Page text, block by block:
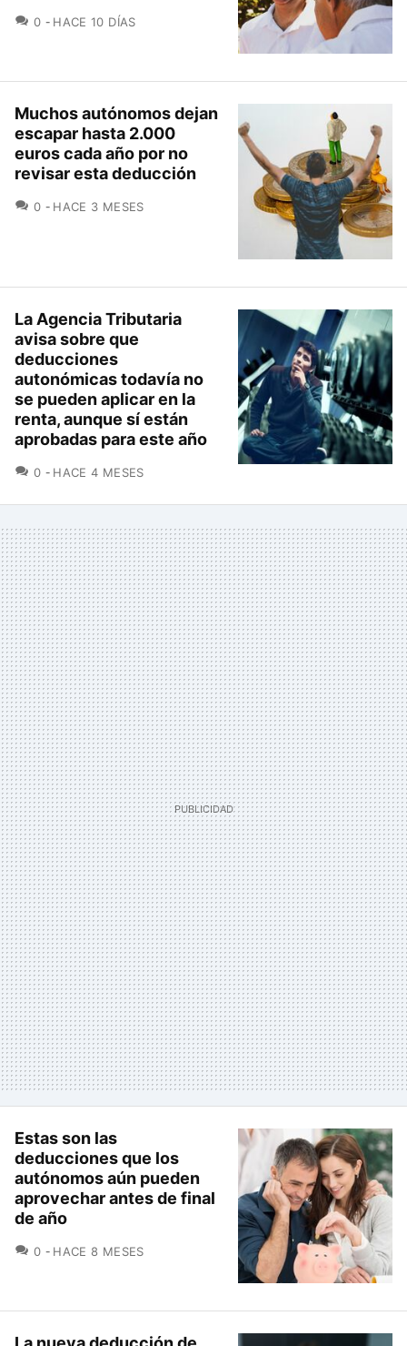
0 COMENTARIOS
HACE 10 DÍAS
Muchos autónomos dejan
escapar hasta 2.000
euros cada año por no
revisar esta deducción
0 COMENTARIOS
HACE 3 MESES
La Agencia Tributaria
avisa sobre que
deducciones
autonómicas todavía no
se pueden aplicar en la
renta, aunque sí están
aprobadas para este año
0 COMENTARIOS
HACE 4 MESES
Estas son las
deducciones que los
autónomos aún pueden
aprovechar antes de final
de año
0 COMENTARIOS
HACE 8 MESES